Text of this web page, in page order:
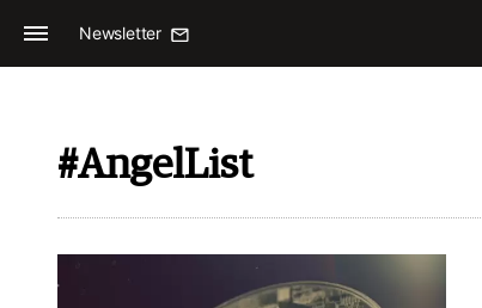
Newsletter
#AngelList